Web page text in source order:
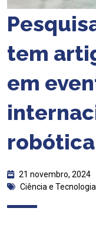
tem
em
robótica
21 novembro, 2024
Ciência e Tecnologia